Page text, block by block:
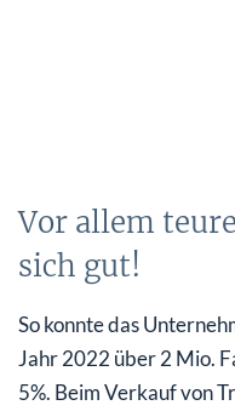
Vor allem
sich gut!
So konnte das
Jahr 2022 über 2 Mio.
5%. Beim Verkauf von